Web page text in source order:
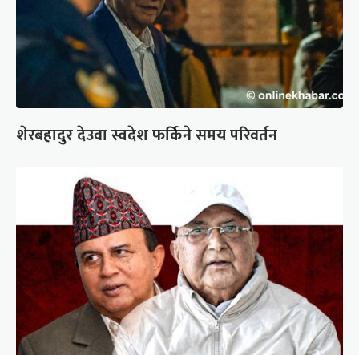
शेरबहादुर देउवा स्वदेश फर्किने समय परिवर्तन